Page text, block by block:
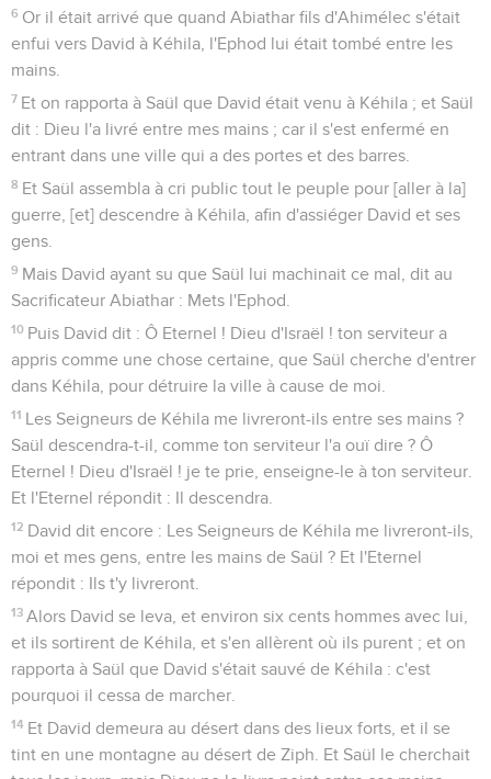
6 Or il était arrivé que quand Abiathar fils d'Ahimélec s'était
enfui vers David à Kéhila, l'Ephod lui était tombé entre les
mains.
7 Et on rapporta à Saül que David était venu à Kéhila ; et Saül
dit : Dieu l'a livré entre mes mains ; car il s'est enfermé en
entrant dans une ville qui a des portes et des barres.
8 Et Saül assembla à cri public tout le peuple pour [aller à la]
guerre, [et] descendre à Kéhila, afin d'assiéger David et ses
gens.
9 Mais David ayant su que Saül lui machinait ce mal, dit au
Sacrificateur Abiathar : Mets l'Ephod.
10 Puis David dit : Ô Eternel ! Dieu d'Israël ! ton serviteur a
appris comme une chose certaine, que Saül cherche d'entrer
dans Kéhila, pour détruire la ville à cause de moi.
11 Les Seigneurs de Kéhila me livreront-ils entre ses mains ?
Saül descendra-t-il, comme ton serviteur l'a ouï dire ? Ô
Eternel ! Dieu d'Israël ! je te prie, enseigne-le à ton serviteur.
Et l'Eternel répondit : Il descendra.
12 David dit encore : Les Seigneurs de Kéhila me livreront-ils,
moi et mes gens, entre les mains de Saül ? Et l'Eternel
répondit : Ils t'y livreront.
13 Alors David se leva, et environ six cents hommes avec lui,
et ils sortirent de Kéhila, et s'en allèrent où ils purent ; et on
rapporta à Saül que David s'était sauvé de Kéhila : c'est
pourquoi il cessa de marcher.
14 Et David demeura au désert dans des lieux forts, et il se
tint en une montagne au désert de Ziph. Et Saül le cherchait